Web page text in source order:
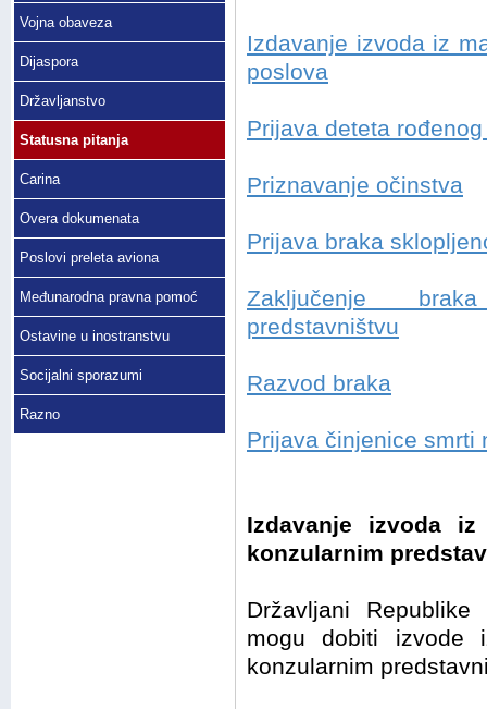
Vojna obaveza
Dijaspora
Državljanstvo
Statusna pitanja
Carina
Overa dokumenata
Poslovi preleta aviona
Međunarodna pravna pomoć
Ostavine u inostranstvu
Socijalni sporazumi
Razno
Izdavanje izvoda iz
poslova
Prijava deteta
Priznavanje očinstva
Prijava braka
Zaključenje
predstavništvu
Razvod braka
Prijava činjenice smrti
Izdavanje izvoda
konzularnim
Državljani
mogu dobiti izvode
konzularnim